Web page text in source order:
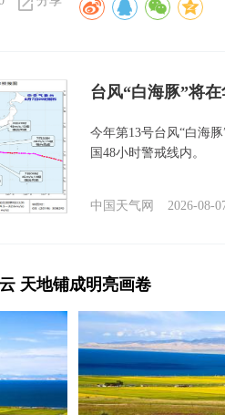
台风“白海豚”将
今年第13号台风“白海
国48小时警戒线内。
中国天气网 2026-08-
天地铺成明亮画卷